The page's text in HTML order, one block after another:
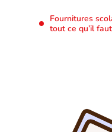
Fournitures
tout ce qu’il